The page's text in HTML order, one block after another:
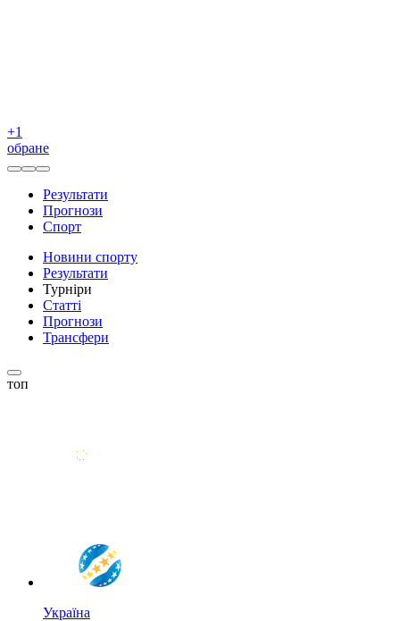
+1
обране
Результати
Прогнози
Спорт
Новини спорту
Результати
Турніри
Статті
Прогнози
Трансфери
топ
Україна